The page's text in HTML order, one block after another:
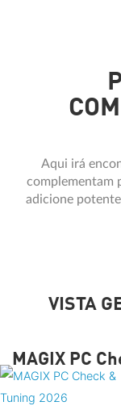
Aqui irá
complementam
adicione
VISTA
MAGIX PC